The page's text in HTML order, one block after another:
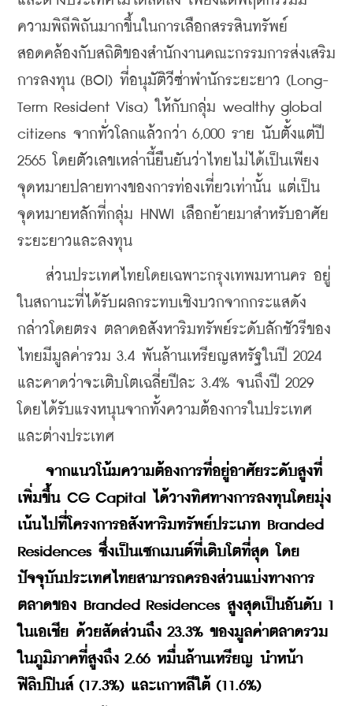
ความพิถีพิถันมากขึ้นในการเลือกสรรสินทรัพย์
สอดคล้องกับสถิติของสำนักงานคณะกรรมการส่งเสริม
การลงทุน (BOI) ที่อนุมัติวีซ่าพำนักระยะยาว (Long-
Term Resident Visa) ให้กับกลุ่ม wealthy global
citizens จากทั่วโลกแล้วกว่า 6,000 ราย นับตั้งแต่ปี
2565 โดยตัวเลขเหล่านี้ยืนยันว่าไทยไม่ได้เป็นเพียง
จุดหมายปลายทางของการท่องเที่ยวเท่านั้น แต่เป็น
จุดหมายหลักที่กลุ่ม HNWI เลือกย้ายมาสำหรับอาศัย
ระยะยาวและลงทุน
ส่วนประเทศไทยโดยเฉพาะกรุงเทพมหานคร อยู่
ในสถานะที่ได้รับผลกระทบเชิงบวกจากกระแสดัง
กล่าวโดยตรง ตลาดอสังหาริมทรัพย์ระดับลักชัวรีของ
ไทยมีมูลค่ารวม 3.4 พันล้านเหรียญสหรัฐในปี 2024
และคาดว่าจะเติบโตเฉลี่ยปีละ 3.4% จนถึงปี 2029
โดยได้รับแรงหนุนจากทั้งความต้องการในประเทศ
และต่างประเทศ
จากแนวโน้มความต้องการที่อยู่อาศัยระดับสูงที่
เพิ่มขึ้น CG Capital ได้วางทิศทางการลงทุนโดยมุ่ง
เน้นไปที่โครงการอสังหาริมทรัพย์ประเภท Branded
Residences ซึ่งเป็นเซกเมนต์ที่เติบโตที่สุด โดย
ปัจจุบันประเทศไทยสามารถครองส่วนแบ่งทางการ
ตลาดของ Branded Residences สูงสุดเป็นอันดับ 1
ในเอเชีย ด้วยสัดส่วนถึง 23.3% ของมูลค่าตลาดรวม
ในภูมิภาคที่สูงถึง 2.66 หมื่นล้านเหรียญ นำหน้า
ฟิลิปปินส์ (17.3%) และเกาหลีใต้ (11.6%)